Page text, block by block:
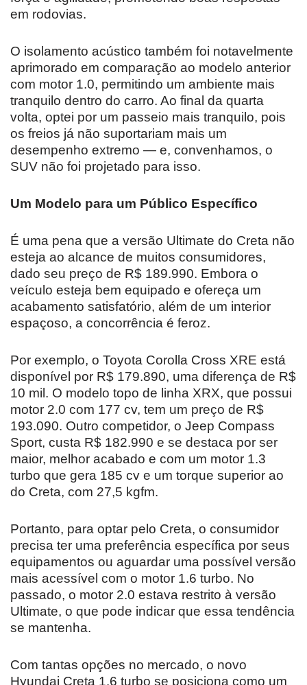
em rodovias.
O isolamento acústico também foi notavelmente
aprimorado em comparação ao modelo anterior
com motor 1.0, permitindo um ambiente mais
tranquilo dentro do carro. Ao final da quarta
volta, optei por um passeio mais tranquilo, pois
os freios já não suportariam mais um
desempenho extremo — e, convenhamos, o
SUV não foi projetado para isso.
Um Modelo para um Público Específico
É uma pena que a versão Ultimate do Creta não
esteja ao alcance de muitos consumidores,
dado seu preço de R$ 189.990. Embora o
veículo esteja bem equipado e ofereça um
acabamento satisfatório, além de um interior
espaçoso, a concorrência é feroz.
Por exemplo, o Toyota Corolla Cross XRE está
disponível por R$ 179.890, uma diferença de R$
10 mil. O modelo topo de linha XRX, que possui
motor 2.0 com 177 cv, tem um preço de R$
193.090. Outro competidor, o Jeep Compass
Sport, custa R$ 182.990 e se destaca por ser
maior, melhor acabado e com um motor 1.3
turbo que gera 185 cv e um torque superior ao
do Creta, com 27,5 kgfm.
Portanto, para optar pelo Creta, o consumidor
precisa ter uma preferência específica por seus
equipamentos ou aguardar uma possível versão
mais acessível com o motor 1.6 turbo. No
passado, o motor 2.0 estava restrito à versão
Ultimate, o que pode indicar que essa tendência
se mantenha.
Com tantas opções no mercado, o novo
Hyundai Creta 1.6 turbo se posiciona como um